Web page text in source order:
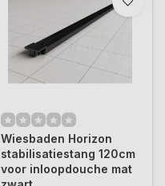
Wiesbaden Horizon
stabilisatiestang 120cm
voor inloopdouche mat